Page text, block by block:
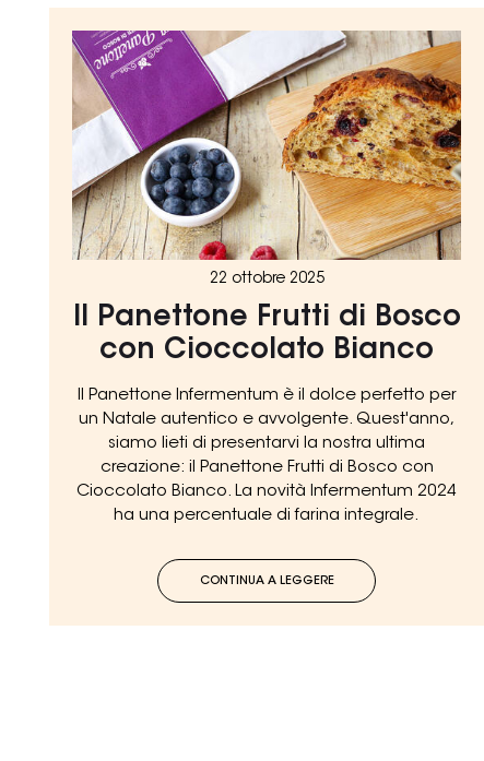
22 ottobre 2025
Il Panettone Frutti di Bosco
con Cioccolato Bianco
Il Panettone Infermentum è il dolce perfetto per
un Natale autentico e avvolgente. Quest'anno,
siamo lieti di presentarvi la nostra ultima
creazione: il Panettone Frutti di Bosco con
Cioccolato Bianco. La novità Infermentum 2024
ha una percentuale di farina integrale.
CONTINUA A LEGGERE